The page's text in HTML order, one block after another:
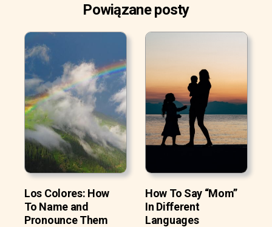
Powiązane posty
Los Colores: How
To Name and
Pronounce Them
How To Say “Mom”
In Different
Languages